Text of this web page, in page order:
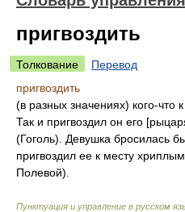
пригвоздить
Толкование
Перевод
пригвоздить
(в разных значениях) кого-что
Так и пригвоздил он его
(Гоголь). Девушка бросилась
пригвоздил ее к месту
Полевой).
Пунктуация и управление в русском